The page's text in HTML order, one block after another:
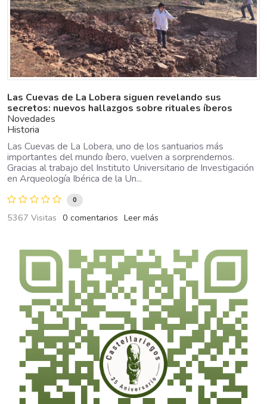
Las Cuevas de La Lobera siguen revelando sus
secretos: nuevos hallazgos sobre rituales íberos
Novedades
Historia
Las Cuevas de La Lobera, uno de los santuarios más
importantes del mundo íbero, vuelven a sorprendernos.
Gracias al trabajo del Instituto Universitario de Investigación
en Arqueología Ibérica de la Un...
0
5367 Visitas 0 comentarios Leer más